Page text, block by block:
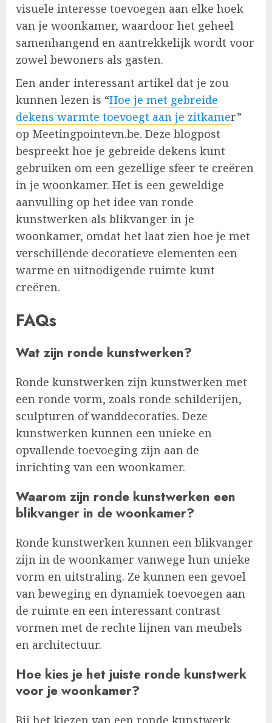
visuele interesse toevoegen aan elke hoek
van je woonkamer, waardoor het geheel
samenhangend en aantrekkelijk wordt voor
zowel bewoners als gasten.
Een ander interessant artikel dat je zou
kunnen lezen is “Hoe je met gebreide
dekens warmte toevoegt aan je zitkamer”
op Meetingpointevn.be. Deze blogpost
bespreekt hoe je gebreide dekens kunt
gebruiken om een gezellige sfeer te creëren
in je woonkamer. Het is een geweldige
aanvulling op het idee van ronde
kunstwerken als blikvanger in je
woonkamer, omdat het laat zien hoe je met
verschillende decoratieve elementen een
warme en uitnodigende ruimte kunt
creëren.
FAQs
Wat zijn ronde kunstwerken?
Ronde kunstwerken zijn kunstwerken met
een ronde vorm, zoals ronde schilderijen,
sculpturen of wanddecoraties. Deze
kunstwerken kunnen een unieke en
opvallende toevoeging zijn aan de
inrichting van een woonkamer.
Waarom zijn ronde kunstwerken een
blikvanger in de woonkamer?
Ronde kunstwerken kunnen een blikvanger
zijn in de woonkamer vanwege hun unieke
vorm en uitstraling. Ze kunnen een gevoel
van beweging en dynamiek toevoegen aan
de ruimte en een interessant contrast
vormen met de rechte lijnen van meubels
en architectuur.
Hoe kies je het juiste ronde kunstwerk
voor je woonkamer?
Bij het kiezen van een ronde kunstwerk